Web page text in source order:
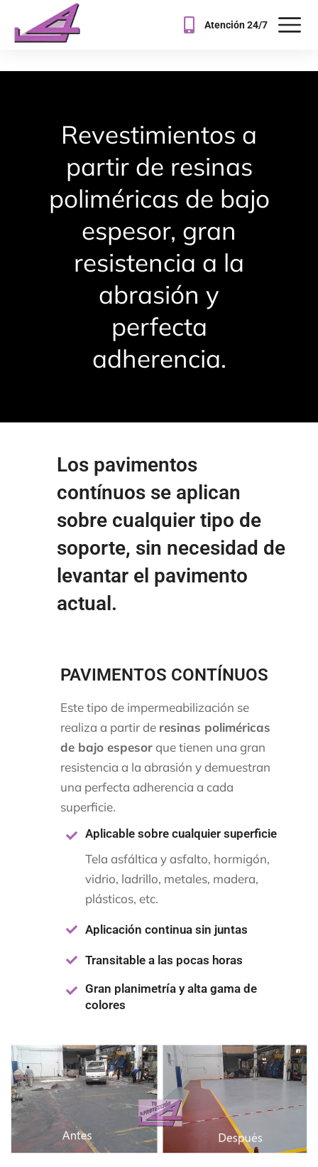
Atención 24/7
Revestimientos a
partir de resinas
poliméricas de bajo
espesor, gran
resistencia a la
abrasión y
perfecta
adherencia.
Los pavimentos
contínuos se aplican
sobre cualquier tipo de
soporte, sin necesidad de
levantar el pavimento
actual.
PAVIMENTOS CONTÍNUOS
Este tipo de impermeabilización se
realiza a partir de resinas poliméricas
de bajo espesorque tienen una gran
resistencia a la abrasión y demuestran
una perfecta adherencia a cada
superficie.
Aplicable sobre cualquier superficie
Tela asfáltica y asfalto, hormigón,
vidrio, ladrillo, metales, madera,
plásticos, etc.
Aplicación continua sin juntas
Transitable a las pocas horas
Gran planimetría y alta gama de
colores